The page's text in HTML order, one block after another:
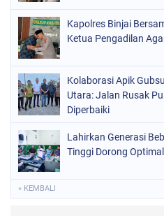
Kapolres Binjai
Ketua Pengadilan
Kolaborasi Apik
Utara: Jalan Rusak
Diperbaiki
Lahirkan Generasi
Tinggi Dorong
« KEMBALI